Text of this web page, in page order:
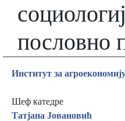
пословно
Институт зa
Шеф катедре
Татјана Јовановић